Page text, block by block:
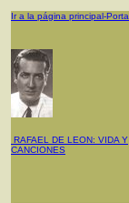
Ir a la página principal-
RAFAEL DE LEON: VIDA Y
CANCIONES